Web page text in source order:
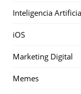
Inteligencia
iOS
Marketing Digital
Memes